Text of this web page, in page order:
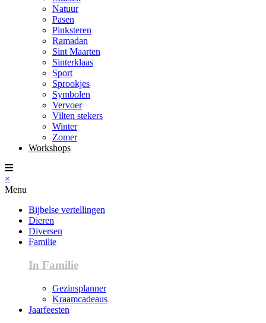
Natuur
Pasen
Pinksteren
Ramadan
Sint Maarten
Sinterklaas
Sport
Sprookjes
Symbolen
Vervoer
Vilten stekers
Winter
Zomer
Workshops
×
Menu
Bijbelse vertellingen
Dieren
Diversen
Familie
In Familie
Gezinsplanner
Kraamcadeaus
Jaarfeesten